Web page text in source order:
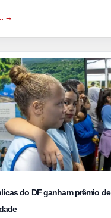
do DF ganham prêmio de